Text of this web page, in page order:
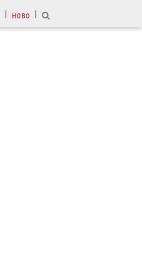
| ново |